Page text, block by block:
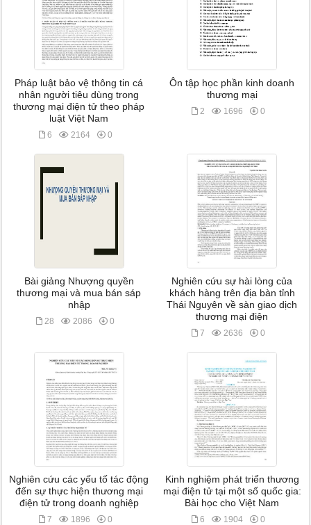
Pháp luật bảo vệ thông tin cá
nhân người tiêu dùng trong
thương mại điện tử theo pháp
luật Việt Nam
6 2164 0
Ôn tập học phần kinh doanh
thương mại
2 1696 0
Bài giảng Nhượng quyền
thương mại và mua bán sáp
nhập
28 2086 0
Nghiên cứu sự hài lòng của
khách hàng trên địa bàn tỉnh
Thái Nguyên về sàn giao dịch
thương mại điện
7 2636 0
Nghiên cứu các yếu tố tác động
đến sự thực hiện thương mại
điện tử trong doanh nghiệp
7 1896 0
Kinh nghiệm phát triển thương
mại điện tử tại một số quốc gia:
Bài học cho Việt Nam
6 1904 0